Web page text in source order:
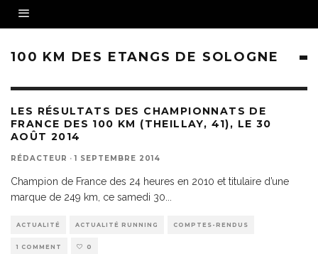
100 KM DES ETANGS DE SOLOGNE
LES RÉSULTATS DES CHAMPIONNATS DE
FRANCE DES 100 KM (THEILLAY, 41), LE 30
AOÛT 2014
RÉDACTEUR · 1 SEPTEMBRE 2014
Champion de France des 24 heures en 2010 et titulaire d’une
marque de 249 km, ce samedi 30
ACTUALITÉ ACTUALITÉ RUNNING COMPTES-RENDUS
1 COMMENT 0